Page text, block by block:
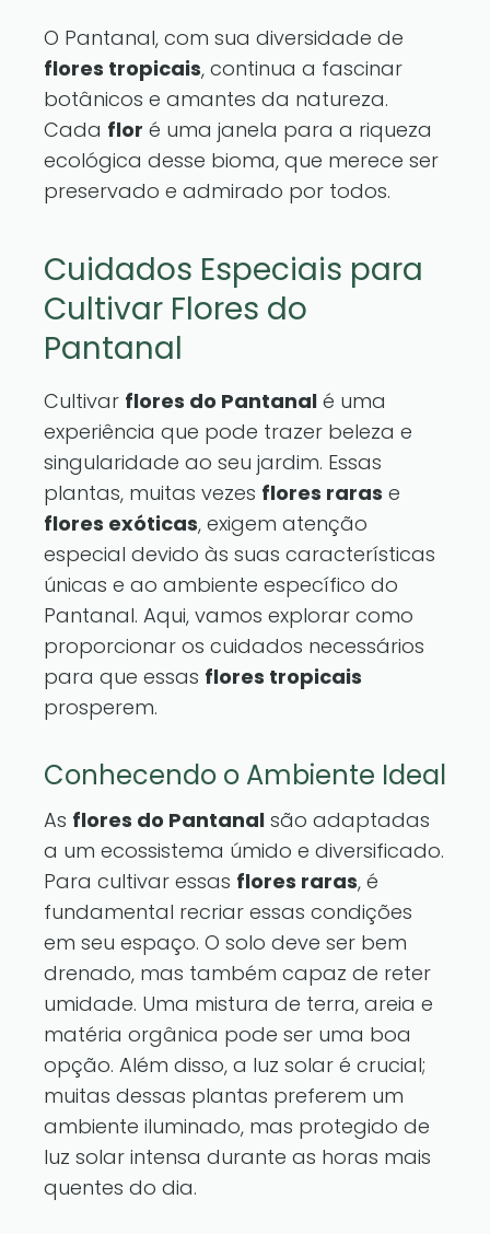
O Pantanal, com sua diversidade de
flores tropicais, continua a fascinar
botânicos e amantes da natureza.
Cada flor é uma janela para a riqueza
ecológica desse bioma, que merece ser
preservado e admirado por todos.
Cuidados Especiais para
Cultivar Flores do
Pantanal
Cultivar flores do Pantanal é uma
experiência que pode trazer beleza e
singularidade ao seu jardim. Essas
plantas, muitas vezes flores raras e
flores exóticas, exigem atenção
especial devido às suas características
únicas e ao ambiente específico do
Pantanal. Aqui, vamos explorar como
proporcionar os cuidados necessários
para que essas flores tropicais
prosperem.
Conhecendo o Ambiente Ideal
As flores do Pantanal são adaptadas
a um ecossistema úmido e diversificado.
Para cultivar essas flores raras, é
fundamental recriar essas condições
em seu espaço. O solo deve ser bem
drenado, mas também capaz de reter
umidade. Uma mistura de terra, areia e
matéria orgânica pode ser uma boa
opção. Além disso, a luz solar é crucial;
muitas dessas plantas preferem um
ambiente iluminado, mas protegido de
luz solar intensa durante as horas mais
quentes do dia.